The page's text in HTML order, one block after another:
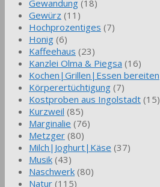
Gewandung (18)
Gewürz (11)
Hochprozentiges (7)
Honig (6)
Kaffeehaus (23)
Kanzlei Olma & Piegsa (16)
Kochen|Grillen|Essen bereiten
Körperertüchtigung (7)
Kostproben aus Ingolstadt (15)
Kurzweil (85)
Marginalie (76)
Metzger (80)
Milch|Joghurt|Käse (37)
Musik (43)
Naschwerk (80)
Natur (115)